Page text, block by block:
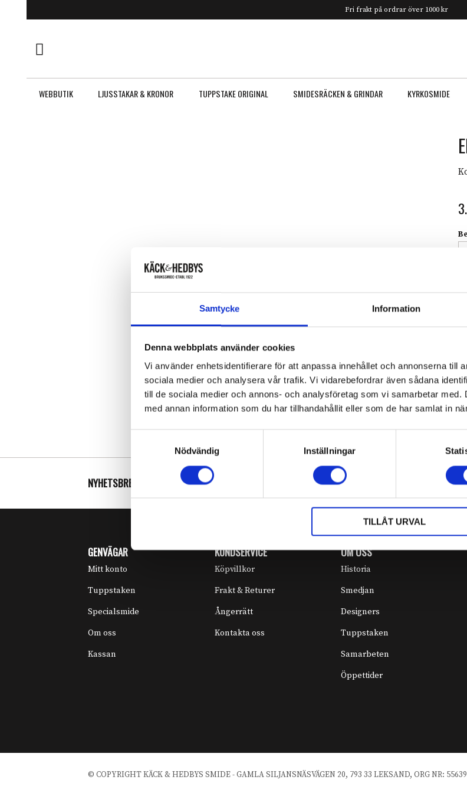
Samtycke Information
Denna webbplats använder cookies
Vi använder enhetsidentifierare för att anpassa innehållet och annonserna till
sociala medier och analysera vår trafik. Vi vidarebefordrar även sådana
till de sociala medier och annons- och analysföretag som vi samarbetar
med annan information som du har tillhandahållit eller som de har samlat in
Nödvändig
Inställningar
TILLÅT URVAL
Fri frakt på ordrar över 1000 kr
WEBBUTIK LJUSSTAKAR & KRONOR TUPPSTAKE ORIGINAL SMIDESRÄCKEN & GRINDAR KYRKOSMIDE
NYHETSBREV FÖLJ
GENVÄGAR
Mitt konto
Tuppstaken
Specialsmide
Om oss
Kassan
KUNDSERVICE
Köpvillkor
Frakt & Returer
Ångerrätt
Kontakta oss
OM OSS
Historia
Smedjan
Designers
Tuppstaken
Samarbeten
Öppettider
© COPYRIGHT KÄCK & HEDBYS SMIDE - GAMLA SILJANSNÄSVÄGEN 20, 793 33 LEKSAND, ORG NR: